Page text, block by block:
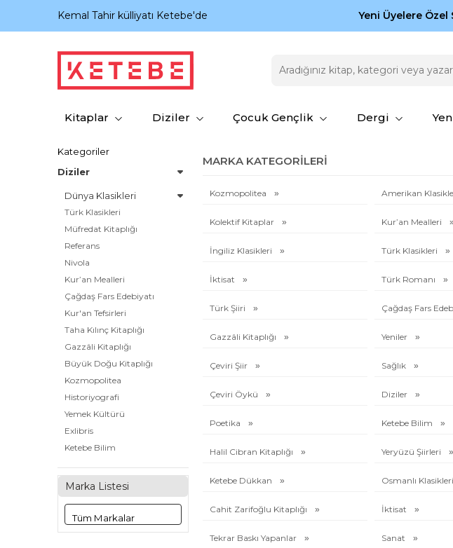
Kemal Tahir külliyatı Ketebe'de Zamansız eserler
Yeni Üyelere
Kitaplar Diziler Çocuk Gençlik Dergi
Kategoriler
Diziler
Dünya Klasikleri
Türk Klasikleri
Müfredat Kitaplığı
Referans
Nivola
Kur’an Mealleri
Çağdaş Fars Edebiyatı
Kur'an Tefsirleri
Taha Kılınç Kitaplığı
Gazzâli Kitaplığı
Büyük Doğu Kitaplığı
Kozmopolitea
Historiyografi
Yemek Kültürü
Exlibris
Ketebe Bilim
Pedagoji
Felsefe-Bilim
Yeryüzü Şiirleri
Halil Cibran Kitaplığı
Marka Listesi
MARKA KATEGORILERI
Kozmopolitea Amerikan
Kolektif Kitaplar Kur’an Mealleri
İngiliz Klasikleri Türk Klasikleri
İktisat Türk Romanı
Türk Şiiri Çağdaş Fars
Gazzâli Kitaplığı Yeniler
Çeviri Şiir Sağlık
Çeviri Öykü Diziler
Poetika Ketebe Bilim
Halil Cibran Kitaplığı Yeryüzü Şiirleri
Ketebe Dükkan Osmanlı Klasikleri
Cahit Zarifoğlu Kitaplığı İktisat
Tekrar Baskı Yapanlar Sanat